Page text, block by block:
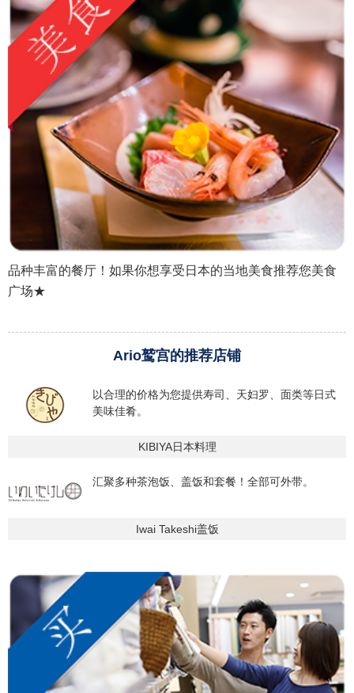
品种丰富的餐厅！如果你想享受日本的当地美食推荐您美食
广场★
Ario鹫宫的推荐店铺
以合理的价格为您提供寿司、天妇罗、面类等日式
美味佳肴。
KIBIYA日本料理
汇聚多种茶泡饭、盖饭和套餐！全部可外带。
Iwai Takeshi盖饭